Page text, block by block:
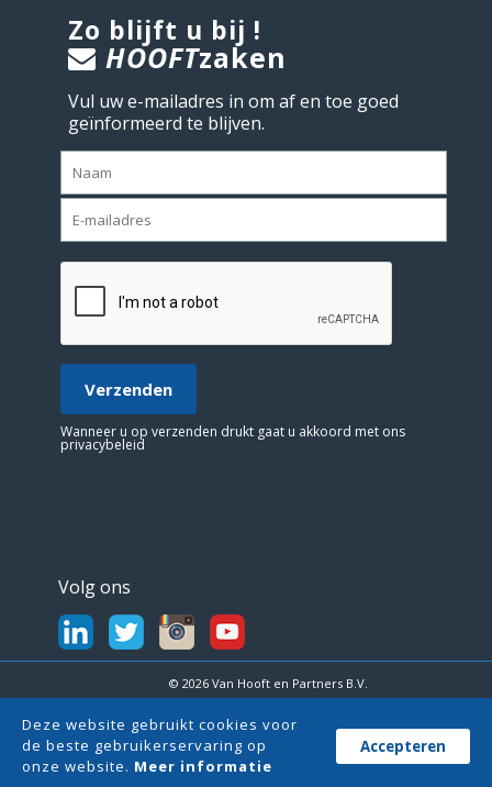
Zo blijft u bij !
HOOFTzaken
Vul uw e-mailadres in om af en toe goed
geïnformeerd te blijven.
Wanneer u op verzenden drukt gaat u akkoord met ons
privacybeleid
Volg ons
© 2026 Van Hooft en Partners B.V.
Disclaimer Algemene voorwaarden
DNR2025
Privacybeleid
Deze website gebruikt cookies voor
de beste gebruikerservaring op
onze website. Meer informatie
Accepteren